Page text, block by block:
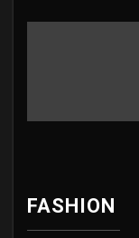
FASHION